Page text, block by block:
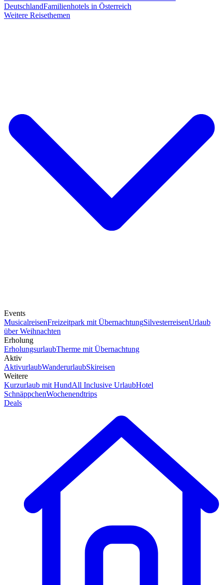
DeutschlandFamilienhotels in Österreich
Weitere Reisethemen
Events
MusicalreisenFreizeitpark mit ÜbernachtungSilvesterreisenUrlaub
über Weihnachten
Erholung
ErholungsurlaubTherme mit Übernachtung
Aktiv
AktivurlaubWanderurlaubSkireisen
Weitere
Kurzurlaub mit HundAll Inclusive UrlaubHotel
SchnäppchenWochenendtrips
Deals